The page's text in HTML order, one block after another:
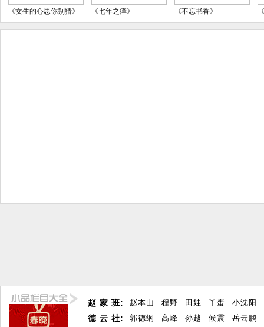
《女生的心思你别猜》 《七年之痒》 《不忘书香》
赵 家 班:
德 云 社:
赵本山 程野 田娃 丫蛋
小沈阳
郭德纲
高峰 孙越 候震 岳云鹏